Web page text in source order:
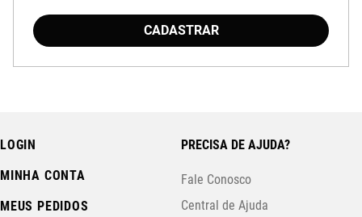
CADASTRAR
LOGIN
MINHA CONTA
MEUS PEDIDOS
PRECISA DE AJUDA?
Fale Conosco
Central de Ajuda